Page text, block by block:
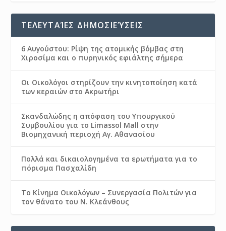
ΤΕΛΕΥΤΑΊΕΣ ΔΗΜΟΣΙΕΎΣΕΙΣ
6 Αυγούστου: Ρίψη της ατομικής βόμβας στη
Χιροσίμα και ο πυρηνικός εφιάλτης σήμερα
Οι Οικολόγοι στηρίζουν την κινητοποίηση κατά
των κεραιών στο Ακρωτήρι
Σκανδαλώδης η απόφαση του Υπουργικού
Συμβουλίου για το Limassol Mall στην
Βιομηχανική περιοχή Αγ. Αθανασίου
Πολλά και δικαιολογημένα τα ερωτήματα για το
πόρισμα Πασχαλίδη
Το Κίνημα Οικολόγων – Συνεργασία Πολιτών για
τον θάνατο του Ν. Κλεάνθους